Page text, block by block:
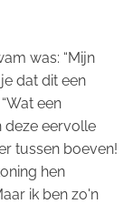
was: “Mijn
dat dit een
een
deze eervolle
tussen boeven!
hen
ik ben zo'n